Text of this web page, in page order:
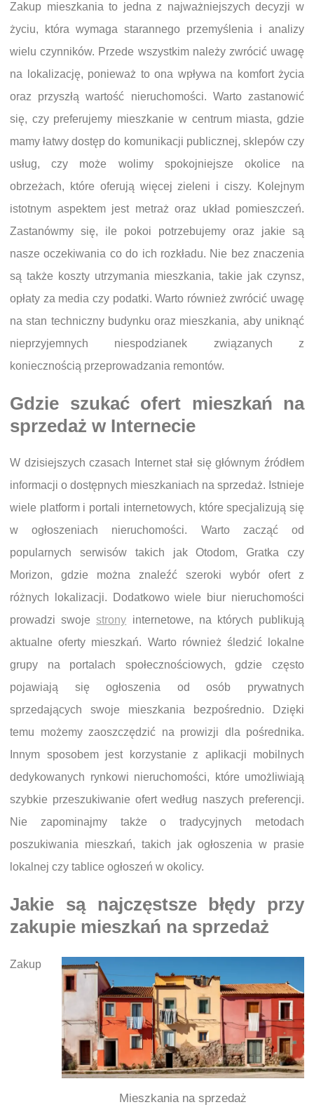
Zakup mieszkania to jedna z najważniejszych decyzji w
życiu, która wymaga starannego przemyślenia i analizy
wielu czynników. Przede wszystkim należy zwrócić uwagę
na lokalizację, ponieważ to ona wpływa na komfort życia
oraz przyszłą wartość nieruchomości. Warto zastanowić
się, czy preferujemy mieszkanie w centrum miasta, gdzie
mamy łatwy dostęp do komunikacji publicznej, sklepów czy
usług, czy może wolimy spokojniejsze okolice na
obrzeżach, które oferują więcej zieleni i ciszy. Kolejnym
istotnym aspektem jest metraż oraz układ pomieszczeń.
Zastanówmy się, ile pokoi potrzebujemy oraz jakie są
nasze oczekiwania co do ich rozkładu. Nie bez znaczenia
są także koszty utrzymania mieszkania, takie jak czynsz,
opłaty za media czy podatki. Warto również zwrócić uwagę
na stan techniczny budynku oraz mieszkania, aby uniknąć
nieprzyjemnych niespodzianek związanych z
koniecznością przeprowadzania remontów.
Gdzie szukać ofert mieszkań na
sprzedaż w Internecie
W dzisiejszych czasach Internet stał się głównym źródłem
informacji o dostępnych mieszkaniach na sprzedaż. Istnieje
wiele platform i portali internetowych, które specjalizują się
w ogłoszeniach nieruchomości. Warto zacząć od
popularnych serwisów takich jak Otodom, Gratka czy
Morizon, gdzie można znaleźć szeroki wybór ofert z
różnych lokalizacji. Dodatkowo wiele biur nieruchomości
prowadzi swojestrony internetowe, na których publikują
aktualne oferty mieszkań. Warto również śledzić lokalne
grupy na portalach społecznościowych, gdzie często
pojawiają się ogłoszenia od osób prywatnych
sprzedających swoje mieszkania bezpośrednio. Dzięki
temu możemy zaoszczędzić na prowizji dla pośrednika.
Innym sposobem jest korzystanie z aplikacji mobilnych
dedykowanych rynkowi nieruchomości, które umożliwiają
szybkie przeszukiwanie ofert według naszych preferencji.
Nie zapominajmy także o tradycyjnych metodach
poszukiwania mieszkań, takich jak ogłoszenia w prasie
lokalnej czy tablice ogłoszeń w okolicy.
Jakie są najczęstsze błędy przy
zakupie mieszkań na sprzedaż
Mieszkania na sprzedaż
Zakup